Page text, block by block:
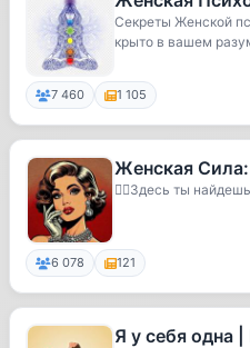
Секреты Женской
крыто в вашем
7 460 1 105
Женская
💁‍♀️Здесь ты
6 078 121
Я у себя одна